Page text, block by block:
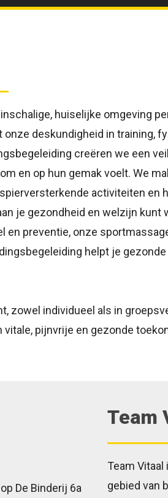
huiselijke omgeving
onze deskundigheid in training,
creëren we een
en op hun gemak voelt. We
activiteiten en
je gezondheid en welzijn kunt
en preventie, onze
helpt je
zowel individueel als in
vitale, pijnvrije en gezonde
Team
Team
gebied van